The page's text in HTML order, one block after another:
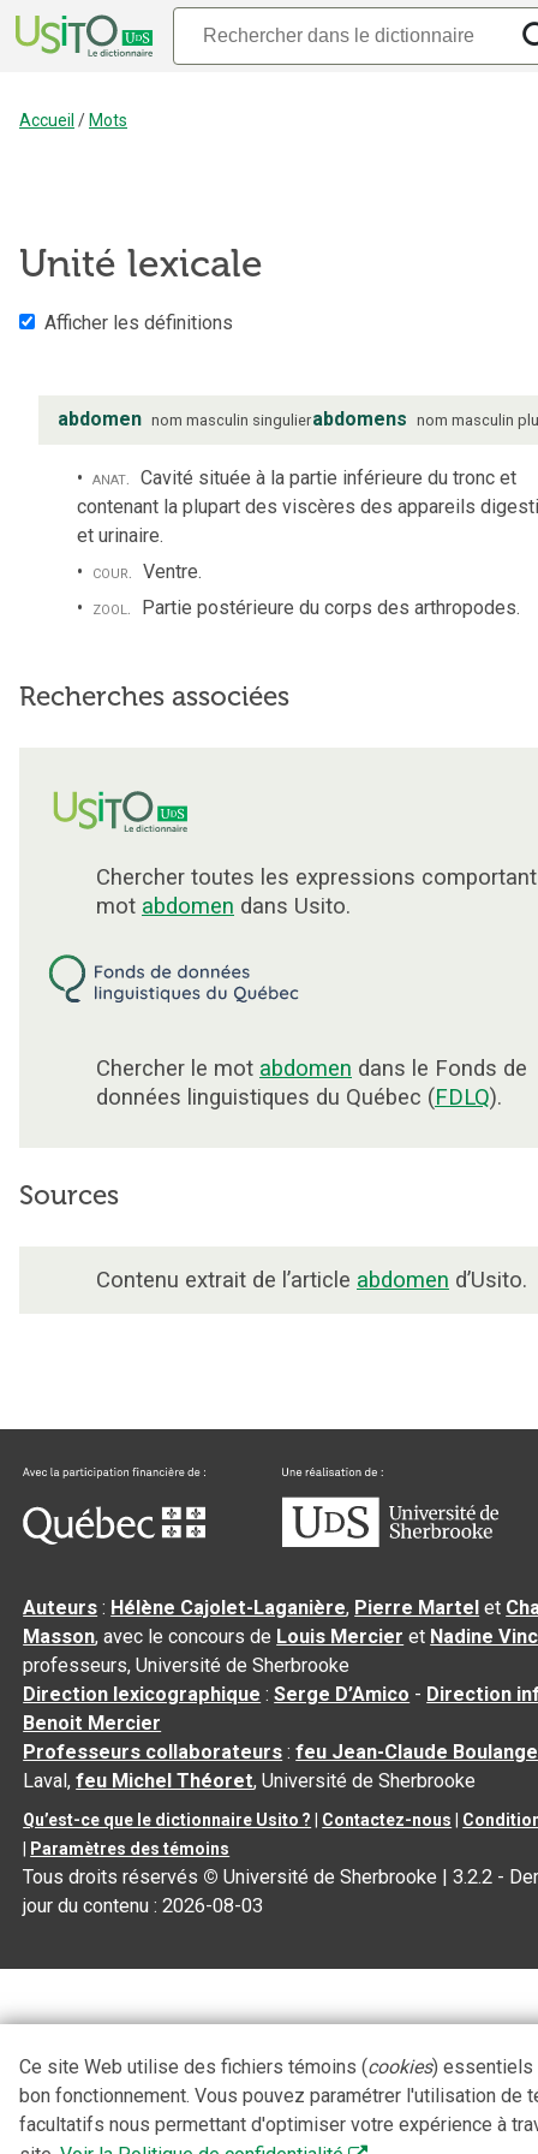
Accueil / Mots
Unité lexicale
Afficher les définitions
abdomen nom masculin singulierabdomens nom masculin
anat. Cavité située à la partie inférieure du tronc et
contenant la plupart des viscères des appareils
et urinaire.
cour. Ventre.
zool. Partie postérieure du corps des arthropodes.
Recherches associées
Chercher toutes les expressions
mot abdomen dans Usito.
Chercher le mot abdomen dans le Fonds de
données linguistiques du Québec (FDLQ).
Sources
Contenu extrait de l’article abdomen d’Usito.
Auteurs : Hélène Cajolet-Laganière, Pierre Martel et
Masson, avec le concours de Louis Mercier et Nadine
professeurs, Université de Sherbrooke
Direction lexicographique :Serge D’Amico - Direction
Benoit Mercier
Professeurs collaborateurs :feu Jean-Claude
Laval,feu Michel Théoret, Université de Sherbrooke
Qu’est-ce que le dictionnaire Usito ? Contactez-nous
Paramètres des témoins
Tous droits réservés © Université de Sherbrooke |3.2.2 -
jour du contenu :2026-08-03
Ce site Web utilise des fichiers témoins (cookies) essentiels
bon fonctionnement. Vous pouvez paramétrer l'utilisation de
facultatifs nous permettant d'optimiser votre expérience à